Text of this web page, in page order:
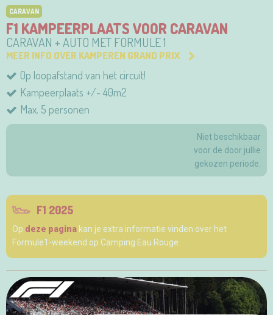
CARAVAN
F1 KAMPEERPLAATS VOOR CARAVAN
CARAVAN + AUTO MET FORMULE 1
MEER INFO OVER KAMPEREN GRAND PRIX
Op loopafstand van het circuit!
Kampeerplaats +/- 40m2
Max. 5 personen
Niet beschikbaar
voor de door jullie
gekozen periode.
F1 2025
Op deze pagina kan je extra informatie vinden over het
Formule1-weekend op Camping Eau Rouge.